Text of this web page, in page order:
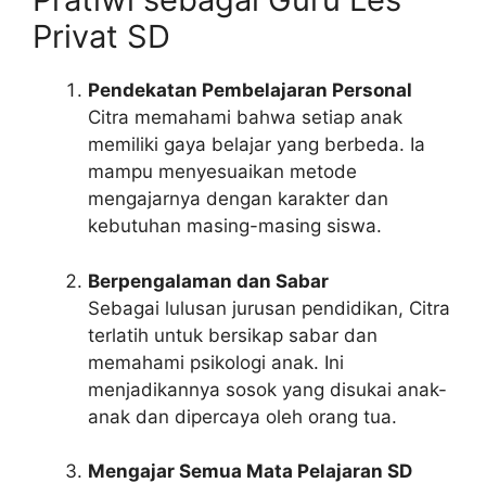
Privat SD
Pendekatan Pembelajaran Personal
Citra memahami bahwa setiap anak
memiliki gaya belajar yang berbeda. Ia
mampu menyesuaikan metode
mengajarnya dengan karakter dan
kebutuhan masing-masing siswa.
Berpengalaman dan Sabar
Sebagai lulusan jurusan pendidikan, Citra
terlatih untuk bersikap sabar dan
memahami psikologi anak. Ini
menjadikannya sosok yang disukai anak-
anak dan dipercaya oleh orang tua.
Mengajar Semua Mata Pelajaran SD